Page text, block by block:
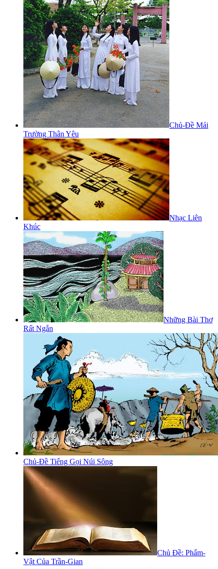
Chủ-Đề Mái
Trường Thân Yêu
Nhạc Liên
Khúc
Những Bài Thơ
Rất Ngắn
Chủ-Đề Tiếng Gọi Núi Sông
Chủ Đề: Phẩm-
Vật Của Trần-Gian